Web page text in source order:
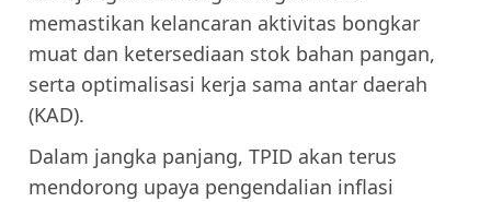
memastikan kelancaran aktivitas bongkar
muat dan ketersediaan stok bahan pangan,
serta optimalisasi kerja sama antar daerah
(KAD).
Dalam jangka panjang, TPID akan terus
mendorong upaya pengendalian inflasi